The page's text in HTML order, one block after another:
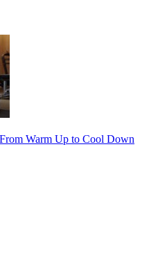
Warm Up to Cool Down